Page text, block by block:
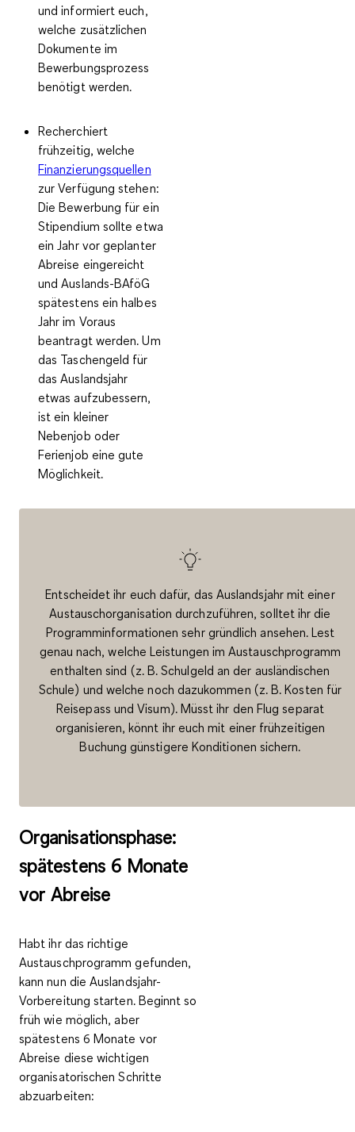
und informiert euch,
welche zusätzlichen
Dokumente im
Bewerbungsprozess
benötigt werden.
Recherchiert
frühzeitig, welche
Finanzierungsquellen
zur Verfügung stehen:
Die Bewerbung für ein
Stipendium sollte etwa
ein Jahr vor geplanter
Abreise eingereicht
und Auslands-BAföG
spätestens ein halbes
Jahr im Voraus
beantragt werden. Um
das Taschengeld für
das Auslandsjahr
etwas aufzubessern,
ist ein kleiner
Nebenjob oder
Ferienjob eine gute
Möglichkeit.
Entscheidet ihr euch dafür, das Auslandsjahr mit einer
Austauschorganisation durchzuführen, solltet ihr die
Programminformationen sehr gründlich ansehen. Lest
genau nach, welche Leistungen im Austauschprogramm
enthalten sind (z. B. Schulgeld an der ausländischen
Schule) und welche noch dazukommen (z. B. Kosten für
Reisepass und Visum). Müsst ihr den Flug separat
organisieren, könnt ihr euch mit einer frühzeitigen
Buchung günstigere Konditionen sichern.
Organisationsphase:
spätestens 6 Monate
vor Abreise
Habt ihr das richtige
Austauschprogramm gefunden,
kann nun die Auslandsjahr-
Vorbereitung starten. Beginnt so
früh wie möglich, aber
spätestens 6 Monate vor
Abreise diese wichtigen
organisatorischen Schritte
abzuarbeiten: